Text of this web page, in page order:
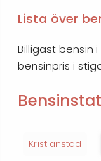
Lista över
Billigast bensin
bensinpris i
Kristianstad